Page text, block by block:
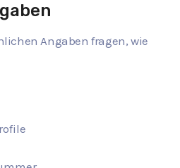
Angaben fragen, wie